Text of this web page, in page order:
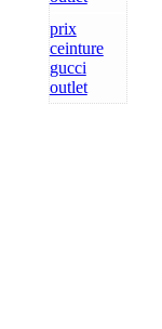
prix
ceinture
gucci
outlet